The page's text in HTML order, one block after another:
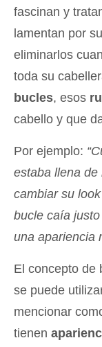
fascinan y
lamentan por
eliminarlos
toda su
bucles, esos
cabello y que
Por ejemplo:
estaba llena de
cambiar su
bucle caía
una apariencia
El concepto de
se puede
mencionar
tienen